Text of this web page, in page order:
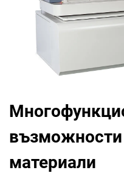
възможности
материали